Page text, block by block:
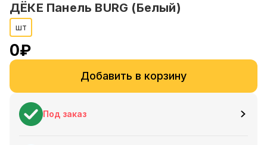
ДЁКЕ Панель BURG (Белый)
шт
0₽
Добавить в корзину
Под заказ